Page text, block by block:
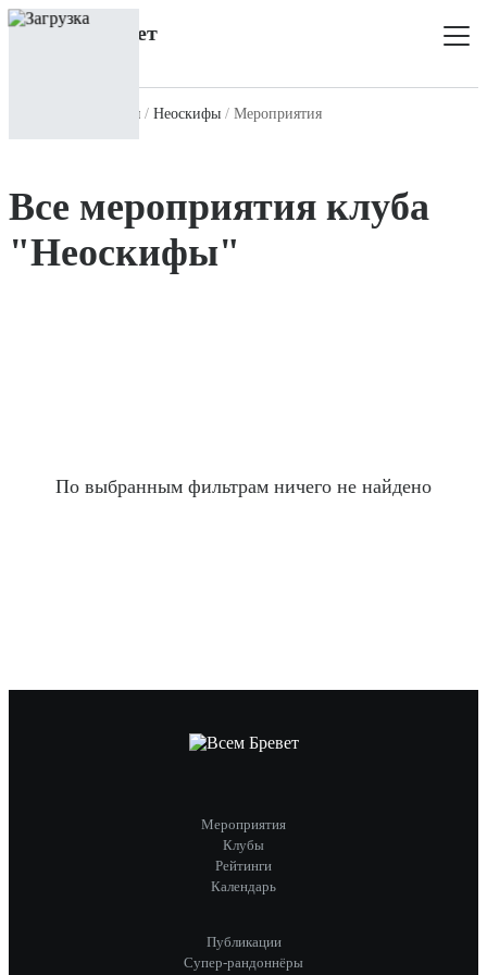
Все клубы Неоскифы Мероприятия
Все мероприятия клуба
"Неоскифы"
По выбранным фильтрам ничего не найдено
Мероприятия
Клубы
Рейтинги
Календарь
Публикации
Супер-рандоннёры